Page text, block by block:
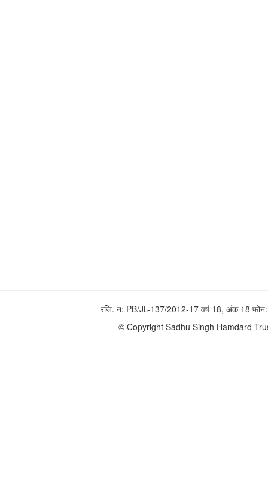
रजि. न: PB/JL-137/2012-17 वर्ष 18, अंक 18
© Copyright Sadhu Singh Hamdard